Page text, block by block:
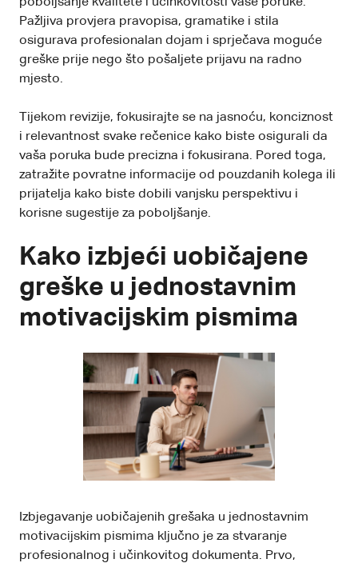
Pažljiva provjera pravopisa, gramatike i stila
osigurava profesionalan dojam i sprječava moguće
greške prije nego što pošaljete prijavu na radno
mjesto.
Tijekom revizije, fokusirajte se na jasnoću, konciznost
i relevantnost svake rečenice kako biste osigurali da
vaša poruka bude precizna i fokusirana. Pored toga,
zatražite povratne informacije od pouzdanih kolega ili
prijatelja kako biste dobili vanjsku perspektivu i
korisne sugestije za poboljšanje.
Kako izbjeći uobičajene
greške u jednostavnim
motivacijskim pismima
Izbjegavanje uobičajenih grešaka u jednostavnim
motivacijskim pismima ključno je za stvaranje
profesionalnog i učinkovitog dokumenta. Prvo,